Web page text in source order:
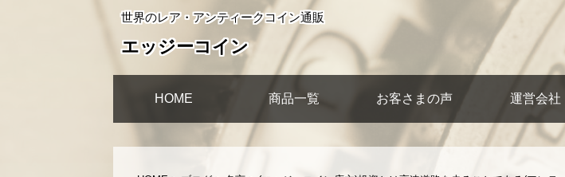
世界のレア・アンティークコイン通販
エッジーコイン
HOME 商品一覧 お客さまの声 運営会社